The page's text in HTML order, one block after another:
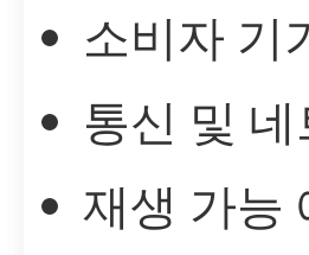
소비자 기
통신 및
재생 가능